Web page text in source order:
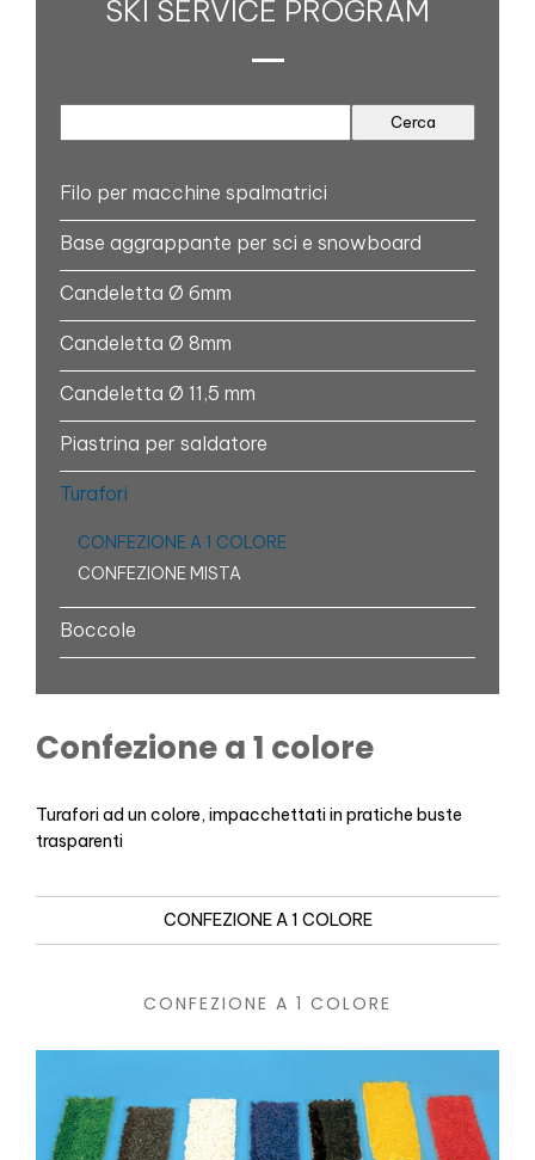
SKI SERVICE PROGRAM
Filo per macchine spalmatrici
Base aggrappante per sci e snowboard
Candeletta Ø 6mm
Candeletta Ø 8mm
Candeletta Ø 11,5 mm
Piastrina per saldatore
Turafori
CONFEZIONE A 1 COLORE
CONFEZIONE MISTA
Boccole
Confezione a 1 colore
Turafori ad un colore, impacchettati in pratiche buste
trasparenti
CONFEZIONE A 1 COLORE
CONFEZIONE A 1 COLORE